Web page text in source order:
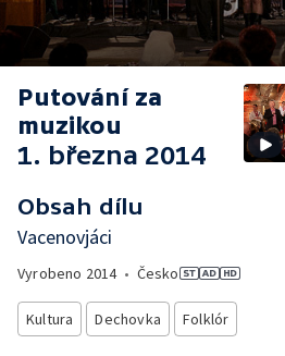
Putování za
muzikou
1. března 2014
Obsah dílu
Vacenovjáci
Vyrobeno 2014• Česko
Kultura Dechovka Folklór